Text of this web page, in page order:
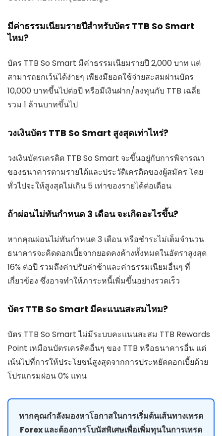
มีค่าธรรมเนียมรายปีสำหรับบัตร TTB So Smart
ไหม?
บัตร TTB So Smart มีค่าธรรมเนียมรายปี 2,000 บาท แต่
สามารถยกเว้นได้ง่ายๆ เพียงมียอดใช้จ่ายสะสมผ่านบัตร
10,000 บาทขึ้นไปต่อปี หรือมีเงินฝาก/ลงทุนกับ TTB เฉลี่ย
รวม 1 ล้านบาทขึ้นไป
วงเงินบัตร TTB So Smart สูงสุดเท่าไหร่?
วงเงินบัตรเครดิต TTB So Smart จะขึ้นอยู่กับการพิจารณา
ของธนาคารตามรายได้และประวัติเครดิตของผู้สมัคร โดย
ทั่วไปจะให้สูงสุดไม่เกิน 5 เท่าของรายได้ต่อเดือน
ถ้าผ่อนไม่ทันกำหนด 3 เดือน จะเกิดอะไรขึ้น?
หากคุณผ่อนไม่ทันกำหนด 3 เดือน หรือชำระไม่เต็มจำนวน
ธนาคารจะคิดดอกเบี้ยจากยอดคงค้างทั้งหมดในอัตราสูงสุด
16% ต่อปี รวมถึงค่าปรับล่าช้าและค่าธรรมเนียมอื่นๆ ที่
เกี่ยวข้อง ซึ่งอาจทำให้ภาระหนี้เพิ่มขึ้นอย่างรวดเร็ว
บัตร TTB So Smart มีคะแนนสะสมไหม?
บัตร TTB So Smart ไม่มีระบบคะแนนสะสม TTB Rewards
Point เหมือนบัตรเครดิตอื่นๆ ของ TTB หรือธนาคารอื่น แต่
เน้นไปที่การให้ประโยชน์สูงสุดจากการประหยัดดอกเบี้ยด้วย
โปรแกรมผ่อน 0% แทน
หากคุณกำลังมองหาโอกาสในการเริ่มต้นเส้นทางเทรด
Forex และต้องการโบนัสพิเศษเพื่อเพิ่มทุนในการเทรด